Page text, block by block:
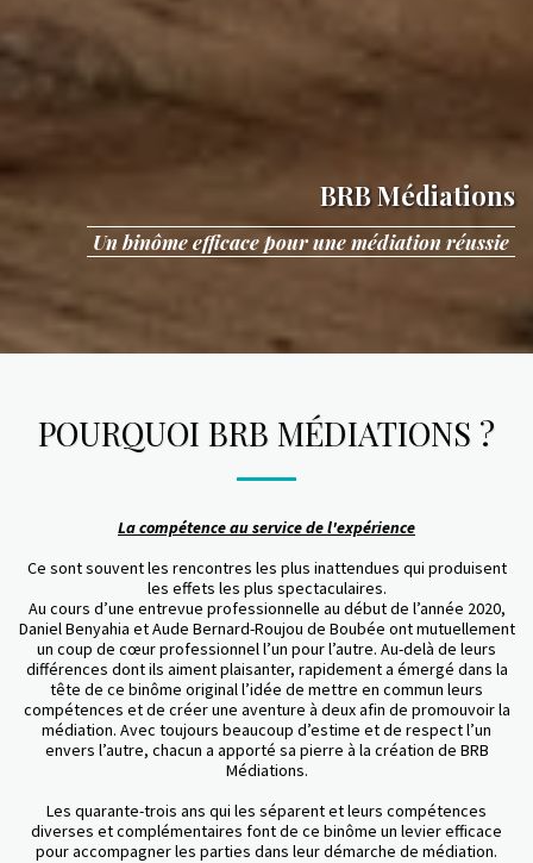
BRB Médiations
Un binôme efficace pour une médiation réussie
POURQUOI BRB MÉDIATIONS ?
La compétence au service de l'expérience
Ce sont souvent les rencontres les plus inattendues qui produisent
les effets les plus spectaculaires.
Au cours d’une entrevue professionnelle au début de l’année 2020,
Daniel Benyahia et Aude Bernard-Roujou de Boubée ont mutuellement
un coup de cœur professionnel l’un pour l’autre. Au-delà de leurs
différences dont ils aiment plaisanter, rapidement a émergé dans la
tête de ce binôme original l’idée de mettre en commun leurs
compétences et de créer une aventure à deux afin de promouvoir la
médiation. Avec toujours beaucoup d’estime et de respect l’un
envers l’autre, chacun a apporté sa pierre à la création de BRB
Médiations.
Les quarante-trois ans qui les séparent et leurs compétences
diverses et complémentaires font de ce binôme un levier efficace
pour accompagner les parties dans leur démarche de médiation.